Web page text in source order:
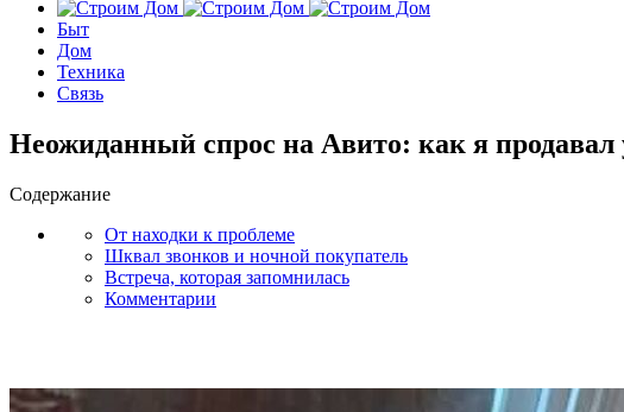
Быт
Дом
Техника
Связь
Неожиданный спрос на Авито: как я
Содержание
От находки к проблеме
Шквал звонков и ночной покупатель
Встреча, которая запомнилась
Комментарии